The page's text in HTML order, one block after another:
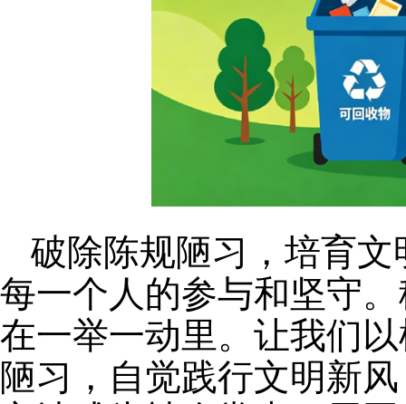
破除陈规陋习，培育
每一个人的参与和坚守
在一举一动里。让我们
陋习，自觉践行文明新